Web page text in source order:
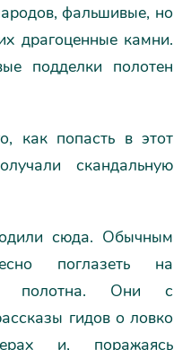
фальшивые, но
драгоценные камни.
подделки полотен
как попасть в этот
скандальную
сюда. Обычным
поглазеть на
полотна. Они с
гидов о ловко
и, поражаясь